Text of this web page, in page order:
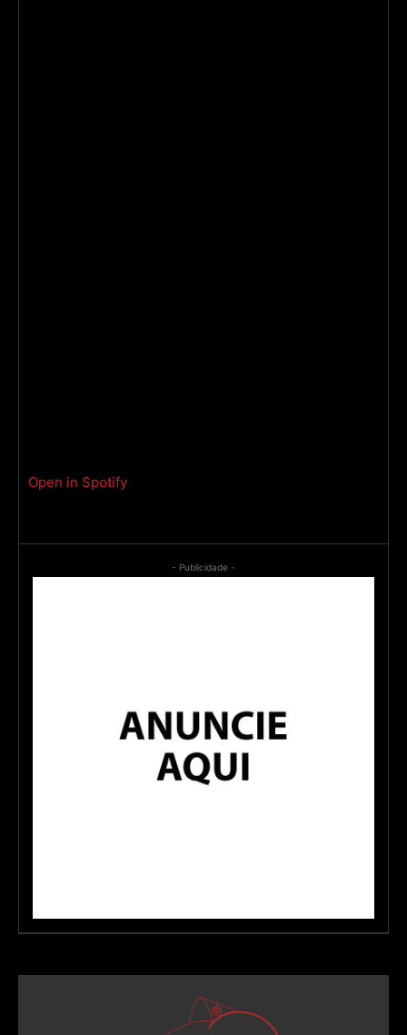
Open in Spotify
- Publicidade -